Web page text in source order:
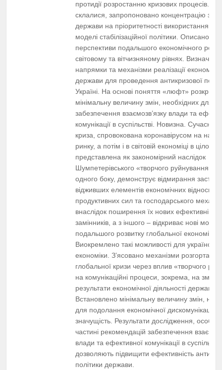
протидії розростанню кризових процесів.
склалися, запропоновано концентрацію
держави на пріоритетності використання
моделі стабілізаційної політики. Описано
перспективи подальшого економічного
світовому та вітчизняному рівнях.
напрямки та механізми реалізації
держави для проведення антикризової
Україні. На основі поняття «люфт» розкрито
мінімальну величину змін, необхідних для
забезпечення взаємозв’язку влади та
комунікації в суспільстві. Новизна. Сучасна
криза, спровокована коронавірусом на
ринку, а потім і в світовій економіці в цілому,
представлена як закономірний наслідок
Шумпетерівського «творчого руйнування»,
одного боку, демонструє відмирання
відживших елементів економічних відносин,
продуктивних сил та господарського
внаслідок поширення їх нових ефективніших
замінників, а з іншого – відкриває нові
подальшого розвитку глобальної економіки.
Виокремлено такі можливості для
економіки. З’ясовано механізми
глобальної кризи через вплив «творчого
на комунікаційні процеси, зокрема, на зміст
результати економічної діяльності держави.
Встановлено мінімальну величину змін,
для подолання економічної дискомунікації.
значущість. Результати дослідження,
частині рекомендацій забезпечення
влади та ефективної комунікації в
дозволяють підвищити ефективність
політики держави.